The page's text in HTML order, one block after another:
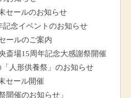
セールのお知らせ
記念イベントのお知らせ
ールのご案内
斎場15周年記念大感謝祭開催
人形供養祭」のお知らせ
セール開催
開催のお知らせ」